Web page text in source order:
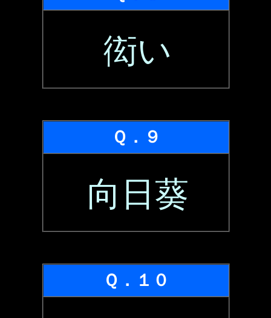
衒い
Ｑ．９
向日葵
Ｑ．１０